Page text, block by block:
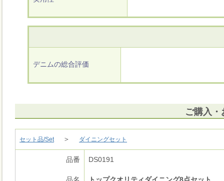
デニムの総合評価
ご購入
セット品/Set＞ ダイニングセット
品番 DS0191